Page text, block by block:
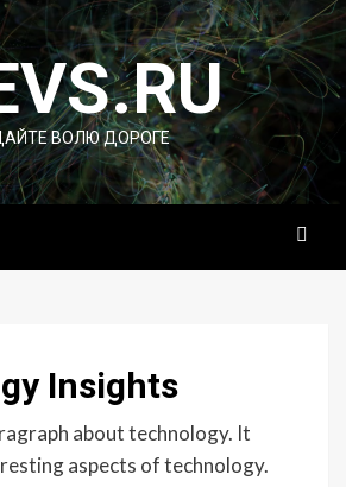
ВОЛЮ ДОРОГЕ
Insights
about technology. It
aspects of technology.